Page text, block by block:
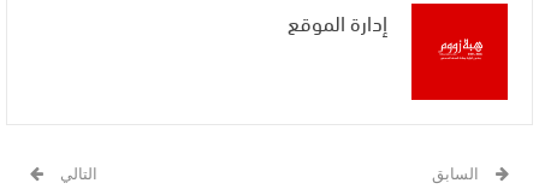
إدارة الموقع
السابق التالي